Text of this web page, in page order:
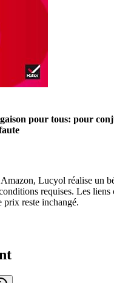
pour tous: pour
Lucyol réalise un
requises. Les liens
prix reste inchangé.